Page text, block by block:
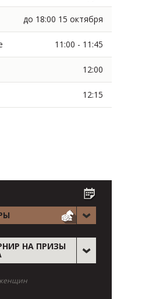
до 18:00 15 октября
11:00 - 11:45
12:00
12:15
НА ПРИЗЫ